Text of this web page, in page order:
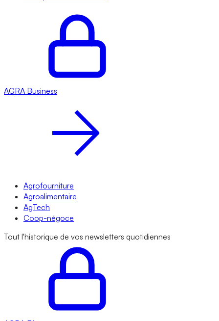
AGRA Business
Agrofourniture
Agroalimentaire
AgTech
Coop-négoce
Tout l'historique de vos newsletters quotidiennes